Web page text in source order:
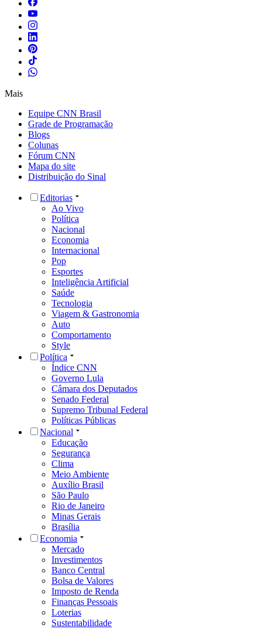
Mais
Equipe CNN Brasil
Grade de Programação
Blogs
Colunas
Fórum CNN
Mapa do site
Distribuição do Sinal
Editorias
Ao Vivo
Política
Nacional
Economia
Internacional
Pop
Esportes
Inteligência Artificial
Saúde
Tecnologia
Viagem & Gastronomia
Auto
Comportamento
Style
Política
Índice CNN
Governo Lula
Câmara dos Deputados
Senado Federal
Supremo Tribunal Federal
Políticas Públicas
Nacional
Educação
Segurança
Clima
Meio Ambiente
Auxílio Brasil
São Paulo
Rio de Janeiro
Minas Gerais
Brasília
Economia
Mercado
Investimentos
Banco Central
Bolsa de Valores
Imposto de Renda
Finanças Pessoais
Loterias
Sustentabilidade